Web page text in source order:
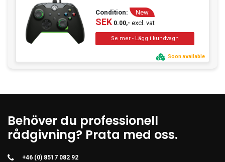
Condition: New
SEK0.00,- excl. vat
Soon available
Behöver du professionell
rådgivning? Prata med oss.
+46 (0) 8517 082 92